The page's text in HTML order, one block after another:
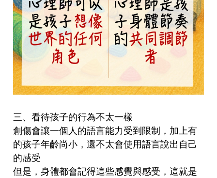
三、看待孩子的行為不太一樣
創傷會讓一個人的語言能力受到限制，加上有
的孩子年齡尚小，還不太會使用語言說出自己
的感受
但是，身體都會記得這些感覺與感受，這就是